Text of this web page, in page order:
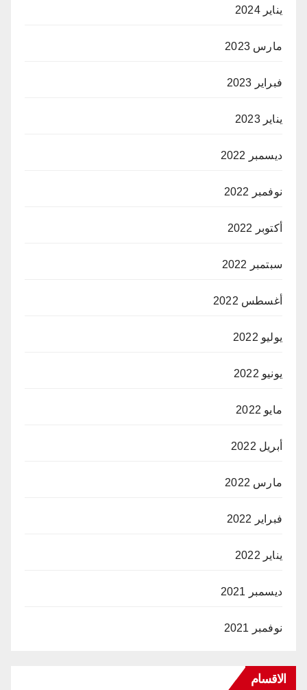
يناير 2024
مارس 2023
فبراير 2023
يناير 2023
ديسمبر 2022
نوفمبر 2022
أكتوبر 2022
سبتمبر 2022
أغسطس 2022
يوليو 2022
يونيو 2022
مايو 2022
أبريل 2022
مارس 2022
فبراير 2022
يناير 2022
ديسمبر 2021
نوفمبر 2021
الاقسام